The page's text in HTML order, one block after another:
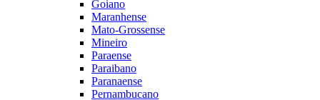
Goiano
Maranhense
Mato-Grossense
Mineiro
Paraense
Paraibano
Paranaense
Pernambucano